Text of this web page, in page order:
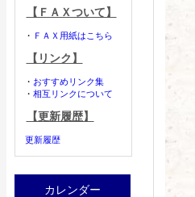
【ＦＡＸついて】
・ ＦＡＸ用紙はこちら
【リンク】
・ おすすめリンク集
・ 相互リンクについて
【更新履歴】
更新履歴
カレンダー